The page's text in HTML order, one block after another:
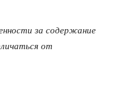
за содержание
от